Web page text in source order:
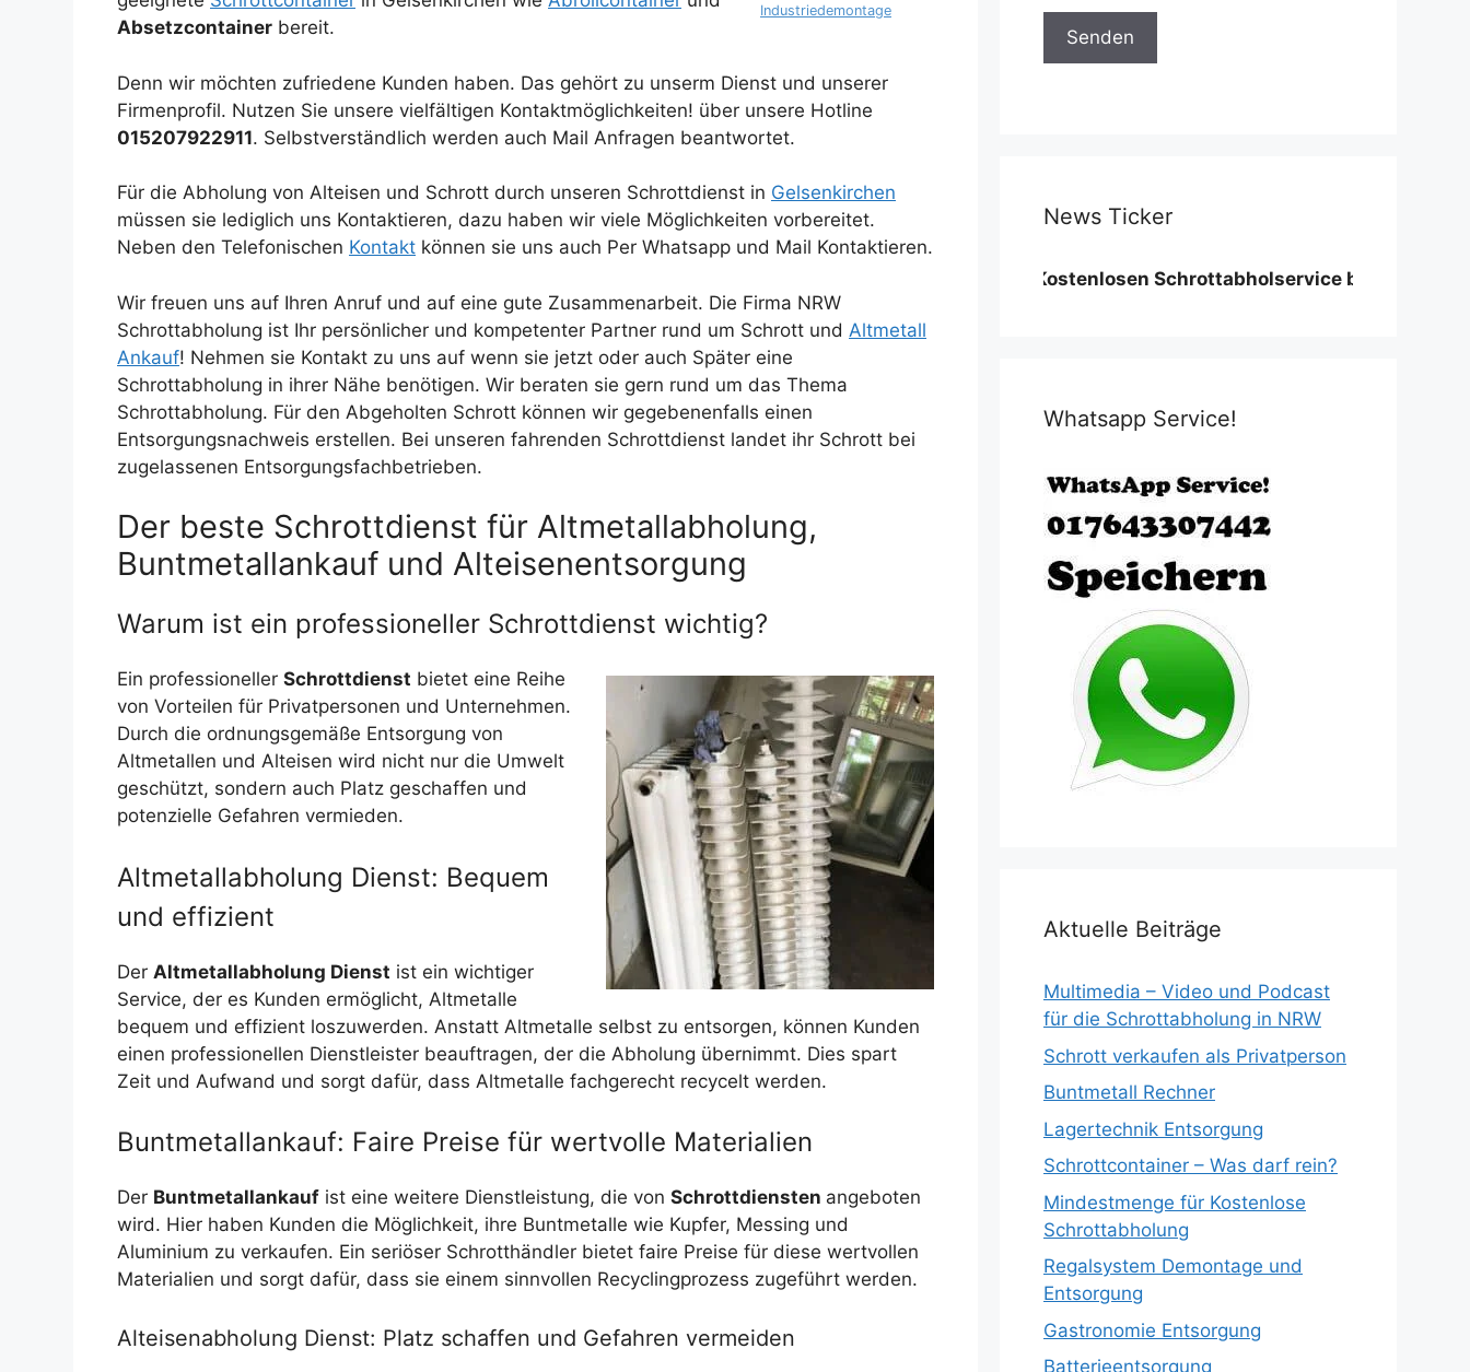
Industriedemontage
Absetzcontainer bereit.
Denn wir möchten zufriedene Kunden haben. Das gehört zu unserm Dienst und unserer
Firmenprofil. Nutzen Sie unsere vielfältigen Kontaktmöglichkeiten! über unsere Hotline
015207922911. Selbstverständlich werden auch Mail Anfragen beantwortet.
Für die Abholung von Alteisen und Schrott durch unseren Schrottdienst in Gelsenkirchen
müssen sie lediglich uns Kontaktieren, dazu haben wir viele Möglichkeiten vorbereitet.
Neben den Telefonischen Kontakt können sie uns auch Per Whatsapp und Mail Kontaktieren.
Wir freuen uns auf Ihren Anruf und auf eine gute Zusammenarbeit. Die Firma NRW
Schrottabholung ist Ihr persönlicher und kompetenter Partner rund um Schrott und Altmetall
Ankauf! Nehmen sie Kontakt zu uns auf wenn sie jetzt oder auch Später eine
Schrottabholung in ihrer Nähe benötigen. Wir beraten sie gern rund um das Thema
Schrottabholung. Für den Abgeholten Schrott können wir gegebenenfalls einen
Entsorgungsnachweis erstellen. Bei unseren fahrenden Schrottdienst landet ihr Schrott bei
zugelassenen Entsorgungsfachbetrieben.
Der beste Schrottdienst für Altmetallabholung,
Buntmetallankauf und Alteisenentsorgung
Warum ist ein professioneller Schrottdienst wichtig?
Ein professioneller Schrottdienst bietet eine Reihe
von Vorteilen für Privatpersonen und Unternehmen.
Durch die ordnungsgemäße Entsorgung von
Altmetallen und Alteisen wird nicht nur die Umwelt
geschützt, sondern auch Platz geschaffen und
potenzielle Gefahren vermieden.
Altmetallabholung Dienst: Bequem
und effizient
Der Altmetallabholung Dienst ist ein wichtiger
Service, der es Kunden ermöglicht, Altmetalle
bequem und effizient loszuwerden. Anstatt Altmetalle selbst zu entsorgen, können Kunden
einen professionellen Dienstleister beauftragen, der die Abholung übernimmt. Dies spart
Zeit und Aufwand und sorgt dafür, dass Altmetalle fachgerecht recycelt werden.
Buntmetallankauf: Faire Preise für wertvolle Materialien
Der Buntmetallankauf ist eine weitere Dienstleistung, die von Schrottdiensten angeboten
wird. Hier haben Kunden die Möglichkeit, ihre Buntmetalle wie Kupfer, Messing und
Aluminium zu verkaufen. Ein seriöser Schrotthändler bietet faire Preise für diese wertvollen
Materialien und sorgt dafür, dass sie einem sinnvollen Recyclingprozess zugeführt werden.
Alteisenabholung Dienst: Platz schaffen und Gefahren vermeiden
News Ticker
Für unseren Kostenlosen Schrottabholservice benötigen wir
Whatsapp Service!
Aktuelle Beiträge
Multimedia – Video und Podcast
für die Schrottabholung in NRW
Schrott verkaufen als Privatperson
Buntmetall Rechner
Lagertechnik Entsorgung
Schrottcontainer – Was darf rein?
Mindestmenge für Kostenlose
Schrottabholung
Regalsystem Demontage und
Entsorgung
Gastronomie Entsorgung
Batterieentsorgung